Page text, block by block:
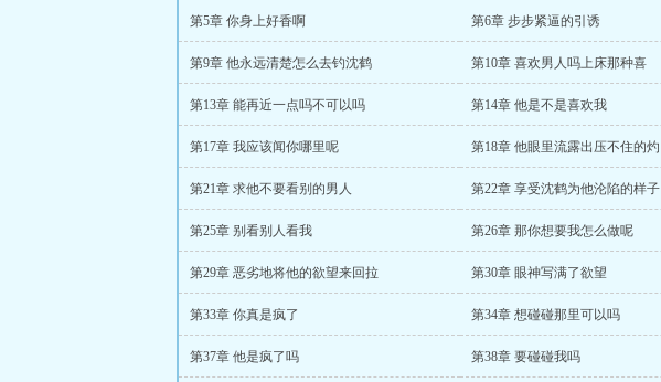
第5章 你身上好香啊 第6章 步步紧逼的引诱
第9章 他永远清楚怎么去钓沈鹤 第10章 喜欢男人吗上床那种喜
第13章 能再近一点吗不可以吗 第14章 他是不是喜欢我
第17章 我应该闻你哪里呢 第18章 他眼里流露出压不住的灼
第21章 求他不要看别的男人 第22章 享受沈鹤为他沦陷的样子
第25章 别看别人看我 第26章 那你想要我怎么做呢
第29章 恶劣地将他的欲望来回拉 第30章 眼神写满了欲望
第33章 你真是疯了 第34章 想碰碰那里可以吗
第37章 他是疯了吗 第38章 要碰碰我吗